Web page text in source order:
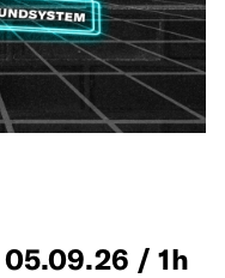
/ 1h